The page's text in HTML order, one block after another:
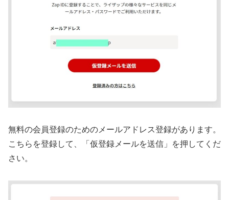
無料の会員登録のためのメールアドレス登録があります。
こちらを登録して、「仮登録メールを送信」を押してくだ
さい。